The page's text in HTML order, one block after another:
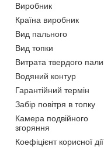
Виробник
Країна виробник
Вид пального
Вид топки
Витрата твердого
Водяний контур
Гарантійний термін
Забір повітря в топку
Камера подвійного
згоряння
Коефіцієнт корисної дії